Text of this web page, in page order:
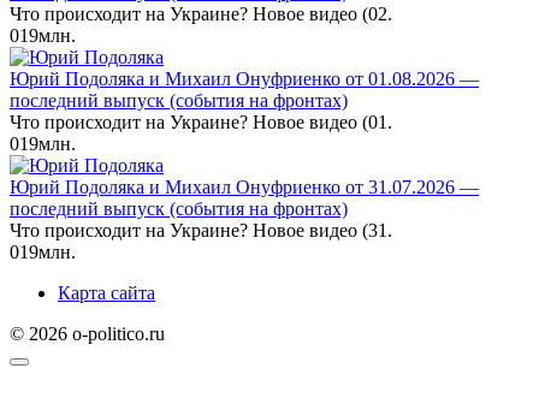
Что происходит на Украине? Новое видео (02.
019млн.
Юрий Подоляка и Михаил Онуфриенко от 01.08.2026 —
последний выпуск (события на фронтах)
Что происходит на Украине? Новое видео (01.
019млн.
Юрий Подоляка и Михаил Онуфриенко от 31.07.2026 —
последний выпуск (события на фронтах)
Что происходит на Украине? Новое видео (31.
019млн.
Карта сайта
© 2026 o-politico.ru